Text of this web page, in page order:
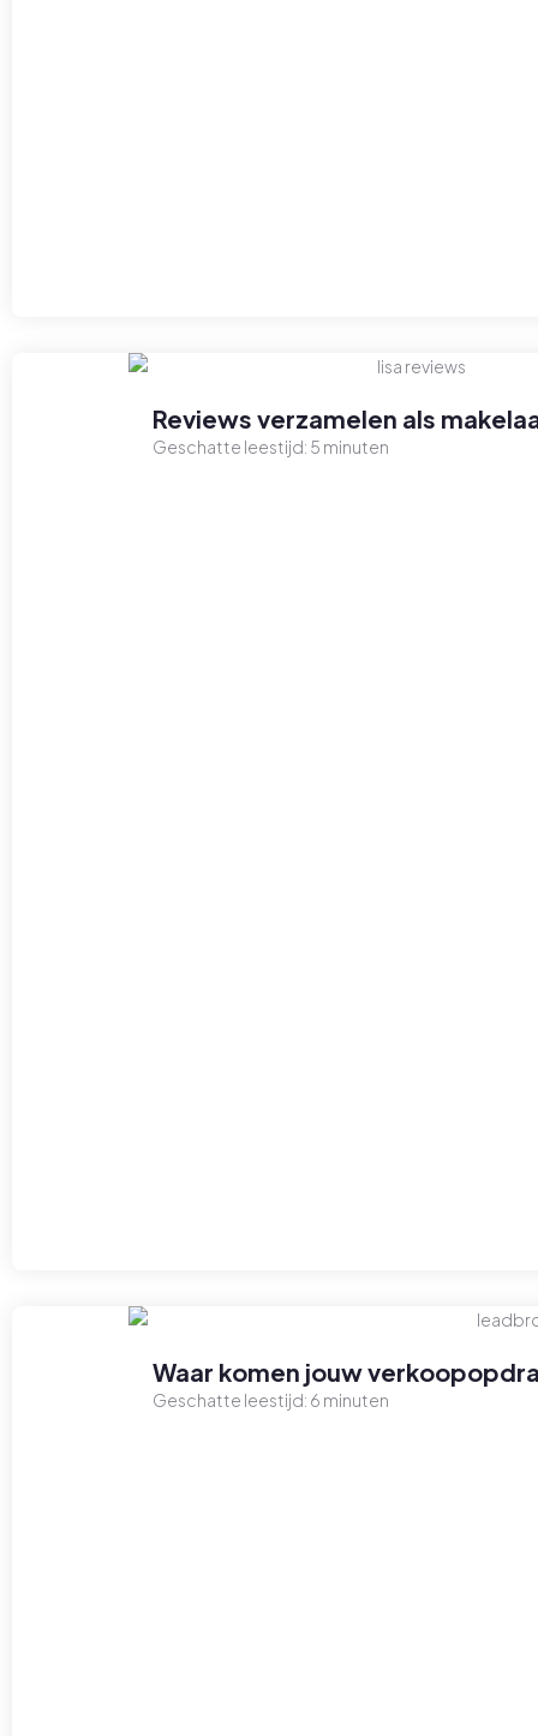
Reviews verzamelen als
Geschatte leestijd: 5 minuten
Waar komen jouw
Geschatte leestijd: 6 minuten